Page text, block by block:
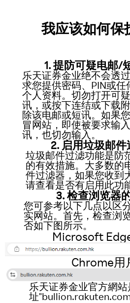
我应该如何保
1. 提防可疑电邮/
乐天证券金业绝不会透
求您提供密码、PIN或任
个人资料。切勿打开可
讯，或按下连结或下载
除该电邮或短讯。如果
冒网站，即使被要求输
讯，也切勿输入。
2. 启用垃圾邮
垃圾邮件过滤功能是防
的有效措施。大多数的
件过滤器，如果您收到
请查看是否有启用此功
3. 检查浏览器
您可参考以下几点以区
实网站。首先，检查浏
否如下图所示。
Microsoft
Chrome用
乐天证券金业官方網
址